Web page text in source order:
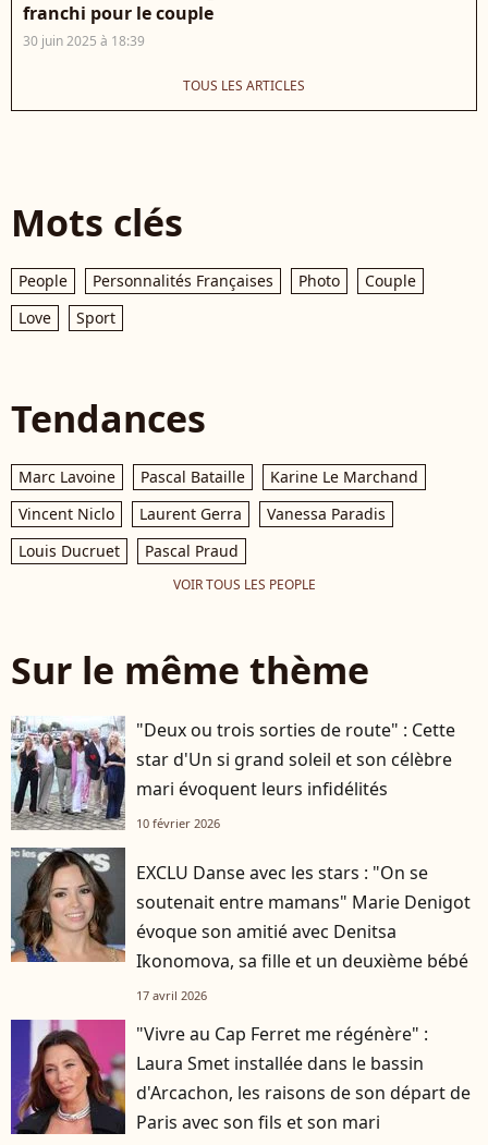
franchi pour le couple
30 juin 2025 à 18:39
TOUS LES ARTICLES
Mots clés
People Personnalités Françaises Photo
Couple
Love
Sport
Tendances
Marc Lavoine Pascal Bataille
Karine Le Marchand
Vincent Niclo
Laurent Gerra
Vanessa Paradis
Louis Ducruet
Pascal Praud
VOIR TOUS LES PEOPLE
Sur le même thème
"Deux ou trois sorties de route" : Cette
star d'Un si grand soleil et son célèbre
mari évoquent leurs infidélités
10 février 2026
EXCLU Danse avec les stars : "On se
soutenait entre mamans" Marie Denigot
évoque son amitié avec Denitsa
Ikonomova, sa fille et un deuxième bébé
17 avril 2026
"Vivre au Cap Ferret me régénère" :
Laura Smet installée dans le bassin
d'Arcachon, les raisons de son départ de
Paris avec son fils et son mari